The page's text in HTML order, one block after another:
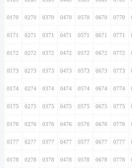
0170 0270 0370 0470 0570 0670 0770
0171 0271 0371 0471 0571 0671 0771
0172 0272 0372 0472 0572 0672 0772
0173 0273 0373 0473 0573 0673 0773
0174 0274 0374 0474 0574 0674 0774
0175 0275 0375 0475 0575 0675 0775
0176 0276 0376 0476 0576 0676 0776
0177 0277 0377 0477 0577 0677 0777
0178 0278 0378 0478 0578 0678 0778